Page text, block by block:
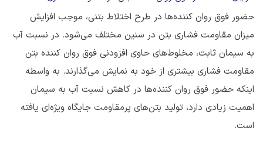
حضور فوق‌ روان‌ کننده‌ها در طرح اختلاط بتنی، موجب افزایش
میزان مقاومت فشاری بتن در سنین مختلف می‌شود. در نسبت آب
به سیمان ثابت، مخلوط‌های حاوی افزودنی فوق روان کننده بتن
مقاومت فشاری بیشتری از خود به نمایش می‌گذارند. به واسطه
اینکه حضور فوق روان کننده‌ها در کاهش نسبت آب به سیمان
اهمیت زیادی دارد، تولید بتن‌های پرمقاومت جایگاه ویژه‌ای یافته
است.